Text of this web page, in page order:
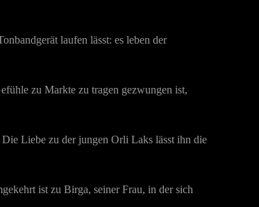
laufen lässt: es leben der
zu Markte zu tragen gezwungen ist,
Liebe zu der jungen Orli Laks lässt ihn die
ist zu Birga, seiner Frau, in der sich